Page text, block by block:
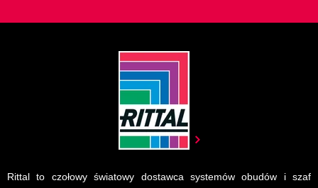
Rittal to czołowy światowy dostawca systemów obudów i szaf